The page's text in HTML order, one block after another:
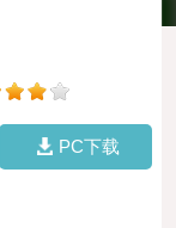
PC下载